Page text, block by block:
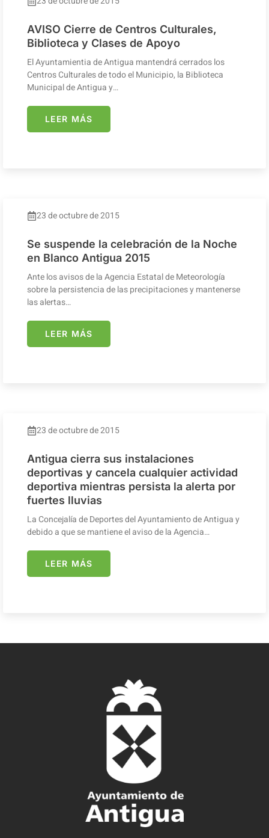
AVISO Cierre de Centros Culturales,
Biblioteca y Clases de Apoyo
El Ayuntamientia de Antigua mantendrá cerrados los
Centros Culturales de todo el Municipio, la Biblioteca
Municipal de Antigua y…
LEER MÁS
23 de octubre de 2015
Se suspende la celebración de la Noche
en Blanco Antigua 2015
Ante los avisos de la Agencia Estatal de Meteorología
sobre la persistencia de las precipitaciones y mantenerse
las alertas…
LEER MÁS
23 de octubre de 2015
Antigua cierra sus instalaciones
deportivas y cancela cualquier actividad
deportiva mientras persista la alerta por
fuertes lluvias
La Concejalía de Deportes del Ayuntamiento de Antigua y
debido a que se mantiene el aviso de la Agencia…
LEER MÁS